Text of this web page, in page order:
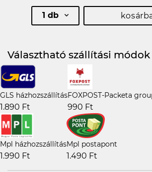
1 db
Választható szállítási módok
GLS házhozszállítás
1.890 Ft
FOXPOST-Packeta
990 Ft
Mpl házhozszállítás
1.990 Ft
Mpl postapont
1.490 Ft